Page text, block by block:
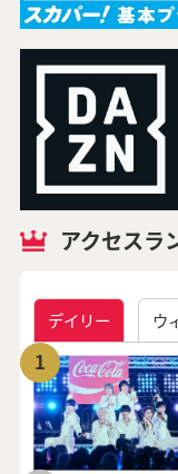
アクセスラ
デイリー ウ
1